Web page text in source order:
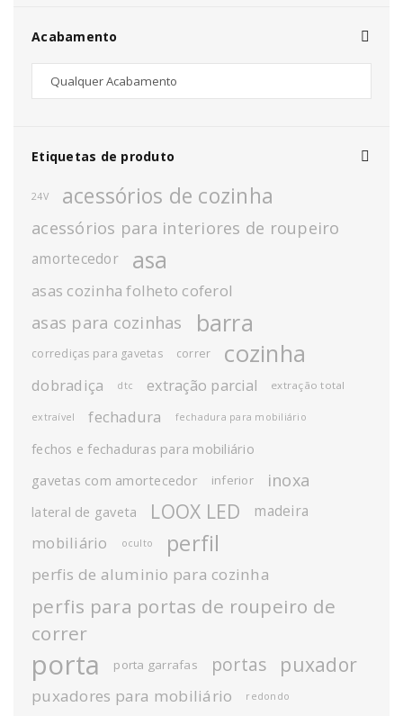
Acabamento
Etiquetas de produto
24V acessórios de cozinha
acessórios para interiores de roupeiro
amortecedor asa
asas cozinha folheto coferol
asas para cozinhas barra
corrediças para gavetas correr cozinha
dobradiça dtc extração parcial extração total
extraível fechadura fechadura para mobiliário
fechos e fechaduras para mobiliário
gavetas com amortecedor
inferior inoxa
lateral de gaveta LOOX LED madeira
mobiliário oculto perfil
perfis de aluminio para cozinha
perfis para portas de roupeiro de
correr
porta porta garrafas portas puxador
puxadores para mobiliário redondo